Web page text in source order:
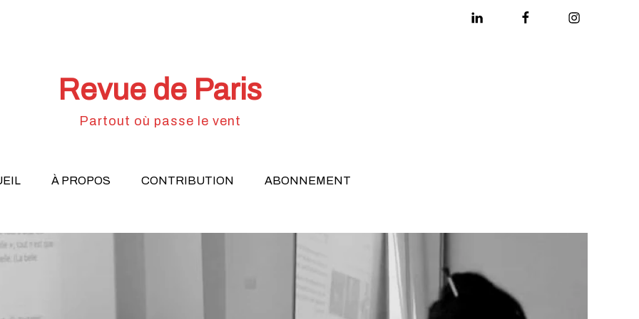
Linkedin FacebookInstagram
Revue de Paris
Partout où passe le vent
À PROPOS CONTRIBUTION ABONNEMENT